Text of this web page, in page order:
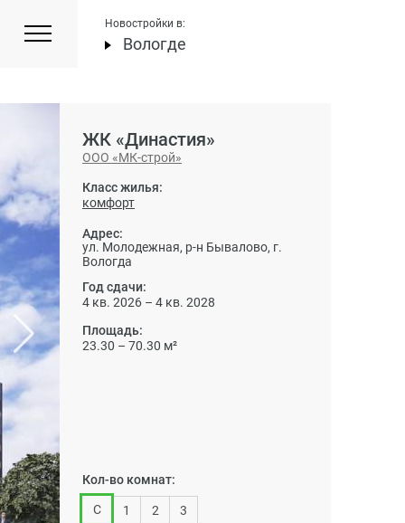
Новостройки в:
Вологде
ЖК «Династия»
ООО «МК-строй»
Класс жилья:
комфорт
Адрес:
ул. Молодежная, р-н Бывалово, г.
Вологда
Год сдачи:
4 кв. 2026 – 4 кв. 2028
Площадь:
23.30 – 70.30 м²
Кол-во комнат:
С 1 2 3